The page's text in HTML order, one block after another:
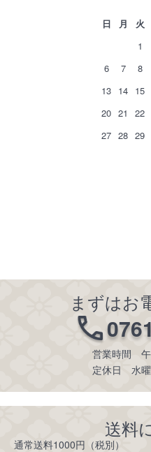
日 月 火
1
6
7 8
13 14 15
20 21 22
27 28 29
まずはお
営業時間 午
定休日 水
送料
通常送料1000円（税別）